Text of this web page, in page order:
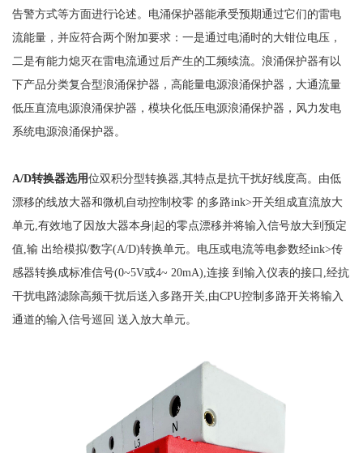
告警方式等方面进行论述。电涌保护器能承受预期通过它们的雷电
流能量，并应符合两个附加要求：一是通过电涌时的大钳位电压，
二是有能力熄灭在雷电流通过后产生的工频续流。浪涌保护器有以
下产品分类复合型浪涌保护器，高能量电源浪涌保护器，大通流量
低压直流电源浪涌保护器，模块化低压电源浪涌保护器，风力发电
系统电源浪涌保护器。
A/D转换器选用位双积分型转换器 ,其特点是抗干扰好线度高。由低
漂移的线放大器和微机自动控制校零 的多路ink>开关组成直流放大
单元,有效地了因放大器本身|起的零点漂移并将输入信号放大到预定
值,输 出给模拟/数字(A/D)转换单元。电压或电流等电参数经ink>传
感器转换成标准信号(0~5V或4~ 20mA),连接 到输入仪表的接口,经抗
干扰电路滤除高频干扰后送入多路开关,由CPU控制多路开关将输入
通道的输入信号巡回 送入放大单元。